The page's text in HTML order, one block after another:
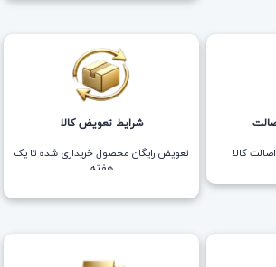
کالا
شرایط تعویض کالا
تعویض رایگان محصول خریداری شده تا یک
هفته